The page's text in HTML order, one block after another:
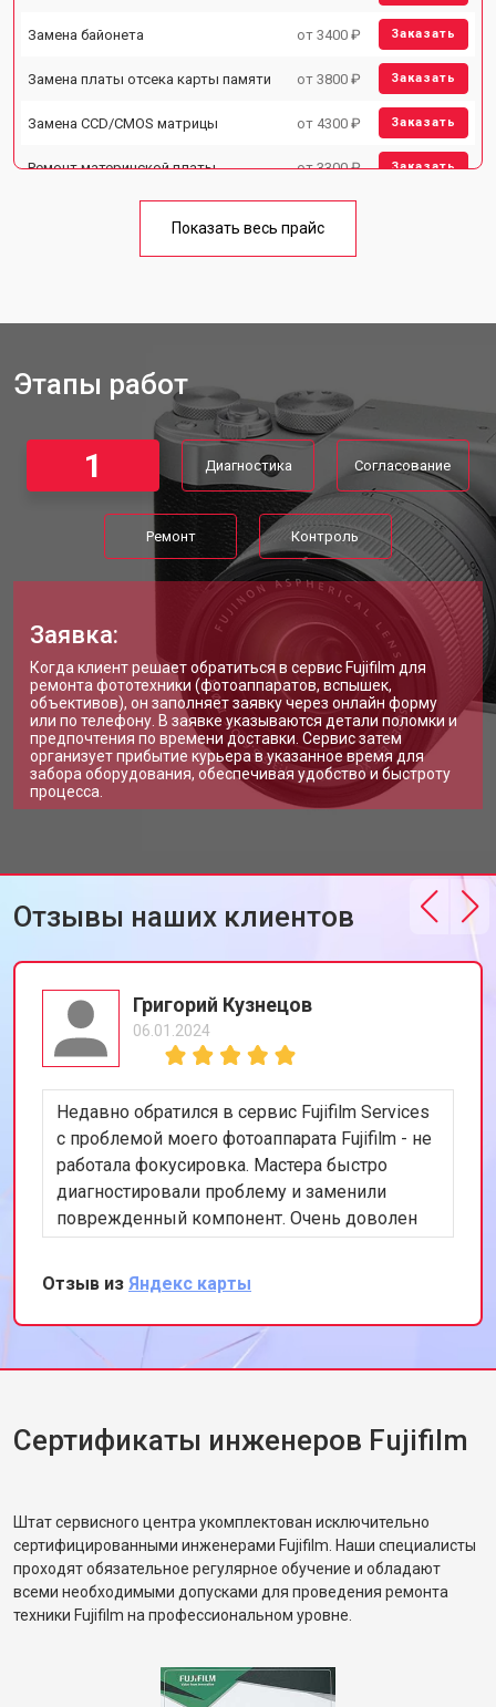
Замена байонета от 3400 ₽ Заказать
Замена платы отсека карты памяти от 3800 ₽ Заказать
Замена CCD/CMOS матрицы от 4300 ₽ Заказать
Ремонт материнской платы от 3300 ₽ Заказать
Чистка матрицы фотоаппарата
Показать весь прайс
Этапы работ
1 Диагностика Согласование
Ремонт Контроль
Заявка:
Когда клиент решает обратиться в сервис Fujifilm для
ремонта фототехники (фотоаппаратов, вспышек,
объективов), он заполняет заявку через онлайн форму
или по телефону. В заявке указываются детали поломки и
предпочтения по времени доставки. Сервис затем
организует прибытие курьера в указанное время для
забора оборудования, обеспечивая удобство и быстроту
процесса.
Отзывы наших клиентов
Григорий Кузнецов
06.01.2024
Недавно обратился в сервис Fujifilm Services
с проблемой моего фотоаппарата Fujifilm - не
работала фокусировка. Мастера быстро
диагностировали проблему и заменили
поврежденный компонент. Очень доволен
скоростью и качеством работы. Рекомендую
этот сервис всем, кто ценит
профессионализм и качество.
Отзыв из Яндекс карты
Сертификаты инженеров Fujifilm
Штат сервисного центра укомплектован исключительно
сертифицированными инженерами Fujifilm. Наши специалисты
проходят обязательное регулярное обучение и обладают
всеми необходимыми допусками для проведения ремонта
техники Fujifilm на профессиональном уровне.